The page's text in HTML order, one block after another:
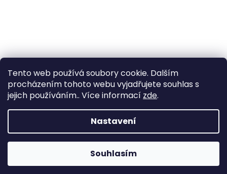
Tento web používá soubory cookie. Dalším
procházením tohoto webu vyjadřujete souhlas s
jejich používáním.. Více informací zde.
Nastavení
Souhlasím
Sledovat na Instagramu
Vytvořil Shoptet
Copyright 2026hydro-grafik.cz. Všechna práva
vyhrazena.